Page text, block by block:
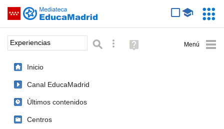
Saltar navegación
Palabra o frase: Búsqueda avanzada
Ayuda
(en
Inicio
Canal EducaMadrid
Últimos contenidos
Centros